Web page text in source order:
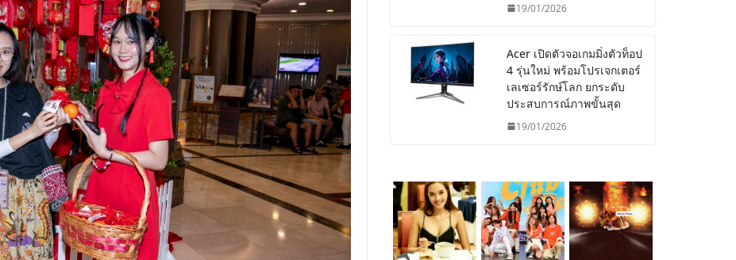
19/01/2026
Acer เปิดตัวจอเกมมิ่งตัวท็อป
4 รุ่นใหม่ พร้อมโปรเจกเตอร์
เลเซอร์รักษ์โลก ยกระดับ
ประสบการณ์ภาพขั้นสุด
19/01/2026